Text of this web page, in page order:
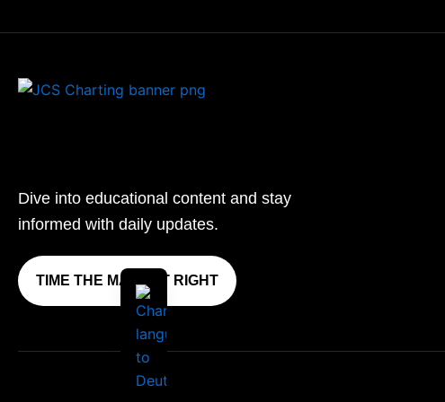
Dive into educational content and stay
informed with daily updates.
TIME THE MARKET RIGHT